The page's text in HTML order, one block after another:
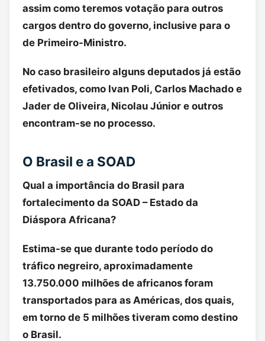
assim como teremos votação para outros
cargos dentro do governo, inclusive para o
de Primeiro-Ministro.
No caso brasileiro alguns deputados já estão
efetivados, como Ivan Poli, Carlos Machado e
Jader de Oliveira, Nicolau Júnior e outros
encontram-se no processo.
O Brasil e a SOAD
Qual a importância do Brasil para
fortalecimento da SOAD – Estado da
Diáspora Africana?
Estima-se que durante todo período do
tráfico negreiro, aproximadamente
13.750.000 milhões de africanos foram
transportados para as Américas, dos quais,
em torno de 5 milhões tiveram como destino
o Brasil.